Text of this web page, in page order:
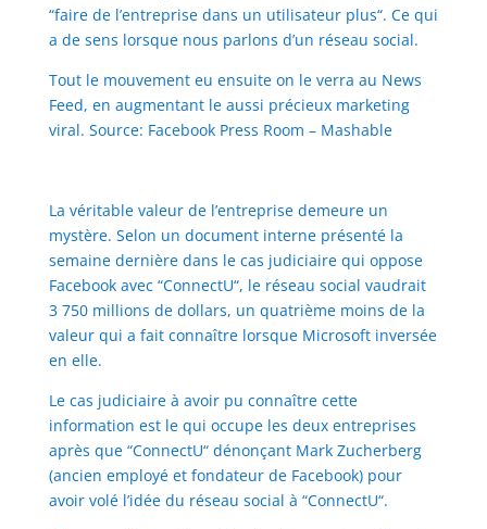
“faire de l’entreprise dans un utilisateur plus“. Ce qui
a de sens lorsque nous parlons d’un réseau social.
Tout le mouvement eu ensuite on le verra au News
Feed, en augmentant le aussi précieux marketing
viral. Source: Facebook Press Room – Mashable
La véritable valeur de l’entreprise demeure un
mystère. Selon un document interne présenté la
semaine dernière dans le cas judiciaire qui oppose
Facebook avec “ConnectU“, le réseau social vaudrait
3 750 millions de dollars, un quatrième moins de la
valeur qui a fait connaître lorsque Microsoft inversée
en elle.
Le cas judiciaire à avoir pu connaître cette
information est le qui occupe les deux entreprises
après que “ConnectU“ dénonçant Mark Zucherberg
(ancien employé et fondateur de Facebook) pour
avoir volé l’idée du réseau social à “ConnectU“.